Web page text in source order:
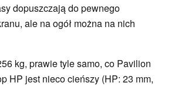
dopuszczają do pewnego
ale na ogół można na nich
kg, prawie tyle samo, co Pavilion
HP jest nieco cieńszy (HP: 23 mm,